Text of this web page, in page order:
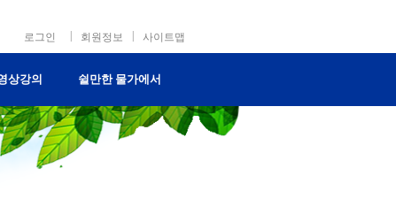
로그인 회원정보 사이트맵
상강의 쉴만한 물가에서